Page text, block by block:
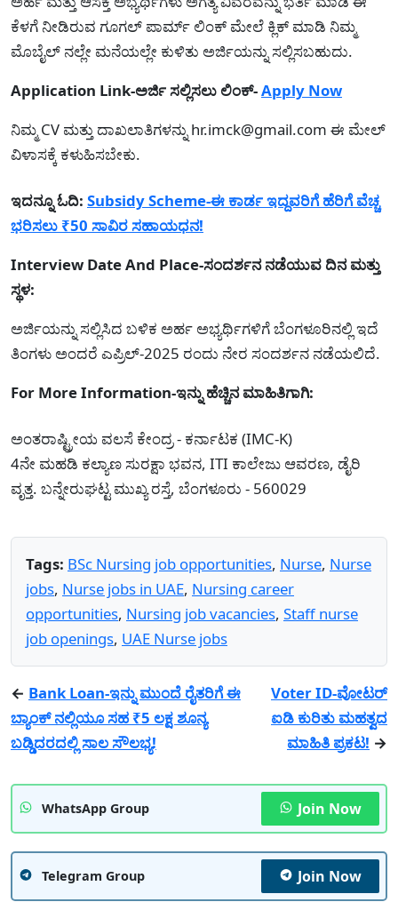
ಕೆಳಗೆ ನೀಡಿರುವ ಗೂಗಲ್ ಪಾರ್ಮ್ ಲಿಂಕ್ ಮೇಲೆ ಕ್ಲಿಕ್ ಮಾಡಿ ನಿಮ್ಮ
ಮೊಬೈಲ್ ನಲ್ಲೇ ಮನೆಯಲ್ಲೇ ಕುಳಿತು ಅರ್ಜಿಯನ್ನು ಸಲ್ಲಿಸಬಹುದು.
Application Link-ಅರ್ಜಿ ಸಲ್ಲಿಸಲು ಲಿಂಕ್-Apply Now
ನಿಮ್ಮ CV ಮತ್ತು ದಾಖಲಾತಿಗಳನ್ನುhr.imck@gmail.com ಈ ಮೇಲ್
ವಿಳಾಸಕ್ಕೆ ಕಳುಹಿಸಬೇಕು.
ಇದನ್ನೂ ಓದಿ: Subsidy Scheme-ಈ ಕಾರ್ಡ ಇದ್ದವರಿಗೆ ಹೆರಿಗೆ ವೆಚ್ಚ
ಭರಿಸಲು ₹50 ಸಾವಿರ ಸಹಾಯಧನ!
Interview Date And Place-ಸಂದರ್ಶನ ನಡೆಯುವ ದಿನ ಮತ್ತು
ಸ್ಥಳ:
ಅರ್ಜಿಯನ್ನು ಸಲ್ಲಿಸಿದ ಬಳಿಕ ಅರ್ಹ ಅಭ್ಯರ್ಥಿಗಳಿಗೆ ಬೆಂಗಳೂರಿನಲ್ಲಿ ಇದೆ
ತಿಂಗಳು ಅಂದರೆ ಎಪ್ರಿಲ್-2025 ರಂದು ನೇರ ಸಂದರ್ಶನ ನಡೆಯಲಿದೆ.
For More Information-ಇನ್ನು ಹೆಚ್ಚಿನ ಮಾಹಿತಿಗಾಗಿ:
ಅಂತರಾಷ್ಟ್ರೀಯ ವಲಸೆ ಕೇಂದ್ರ - ಕರ್ನಾಟಕ (IMC-K)
4ನೇ ಮಹಡಿ ಕಲ್ಯಾಣ ಸುರಕ್ಷಾ ಭವನ, ITI ಕಾಲೇಜು ಆವರಣ, ಡೈರಿ
ವೃತ್ತ. ಬನ್ನೇರುಘಟ್ಟ ಮುಖ್ಯ ರಸ್ತೆ, ಬೆಂಗಳೂರು - 560029
Tags: BSc Nursing job opportunities, Nurse, Nurse
jobs, Nurse jobs in UAE, Nursing career
opportunities, Nursing job vacancies, Staff nurse
job openings, UAE Nurse jobs
← Bank Loan-ಇನ್ನು ಮುಂದೆ ರೈತರಿಗೆ ಈ
ಬ್ಯಾಂಕ್ ನಲ್ಲಿಯೂ ಸಹ ₹5 ಲಕ್ಷ ಶೂನ್ಯ
ಬಡ್ಡಿದರದಲ್ಲಿ ಸಾಲ ಸೌಲಭ್ಯ!
Voter ID-ವೋಟರ್
ಐಡಿ ಕುರಿತು ಮಹತ್ವದ
ಮಾಹಿತಿ ಪ್ರಕಟ! →
WhatsApp Group Join Now
Telegram Group Join Now